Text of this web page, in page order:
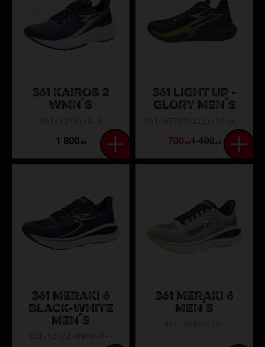
361 KAIROS 2
WMN´S
1 800KR
361 LIGHT UP -
GLORY MEN´S
700 KR1 400KR
361 MERAKI 6
BLACK-WHITE
MEN´S
361 MERAKI 6
MEN´S